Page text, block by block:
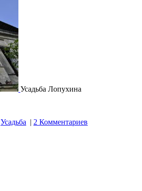
Усадьба Лопухина
Усадьба | 2 Комментариев